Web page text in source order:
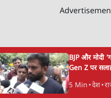
BJP और मोदी
Gen Z पर
5 Min •देश•